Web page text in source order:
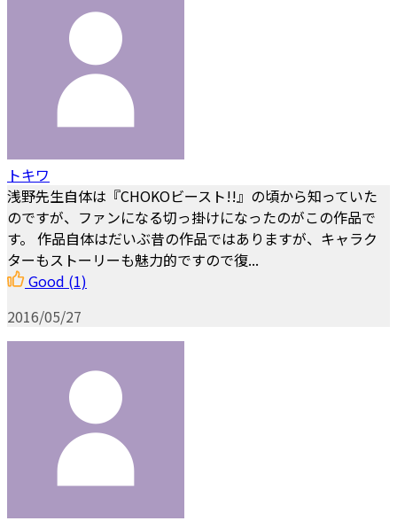
トキワ
浅野先生自体は『CHOKOビースト!!』の頃から知っていた
のですが、ファンになる切っ掛けになったのがこの作品で
す。 作品自体はだいぶ昔の作品ではありますが、キャラク
ターもストーリーも魅力的ですので復...
Good (1)
2016/05/27